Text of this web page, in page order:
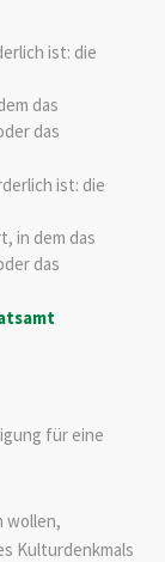
ist: die
das
das
ist: die
in dem das
das
für eine
wollen,
Kulturdenkmals